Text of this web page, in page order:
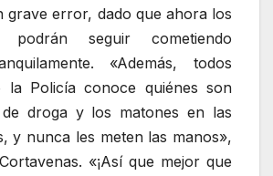
grave error, dado que ahora los
podrán seguir cometiendo
«Además, todos
la Policía conoce quiénes son
droga y los matones en las
y nunca les meten las manos»,
«¡Así que mejor que